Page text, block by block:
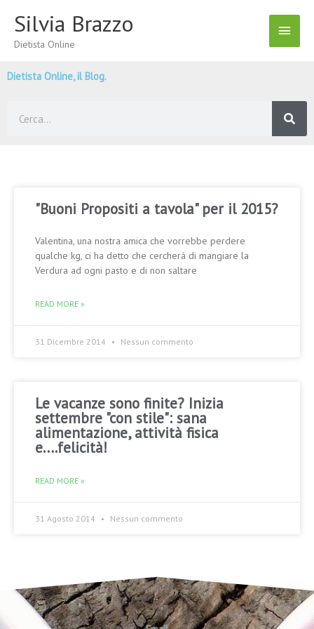
contenuto
Silvia Brazzo
Dietista Online
Menu
Dietista Online, il Blog.
"Buoni Propositi a tavola" per il 2015?
Valentina, una nostra amica che vorrebbe perdere
qualche kg, ci ha detto che cercherà di mangiare la
Verdura ad ogni pasto e di non saltare
READ MORE »
31 Dicembre 2014 Nessun commento
Le vacanze sono finite? Inizia
settembre "con stile": sana
alimentazione, attività fisica
e….felicità!
READ MORE »
31 Agosto 2014 Nessun commento